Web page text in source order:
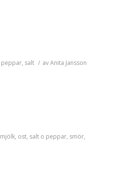
peppar, salt / avAnita Jansson
mjölk, ost, salt o peppar, smör,